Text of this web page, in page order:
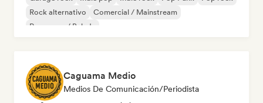
Rock alternativo
Comercial / Mainstream
Pop suave / Balada
Caguama Medio
Medios De Comunicación/Periodista